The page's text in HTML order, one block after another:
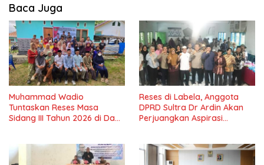
Baca Juga
Muhammad Wadio
Tuntaskan Reses Masa
Sidang III Tahun 2026 di Dapil
Reses di Labela, Anggota
DPRD Sultra Dr Ardin Akan
Perjuangkan Aspirasi